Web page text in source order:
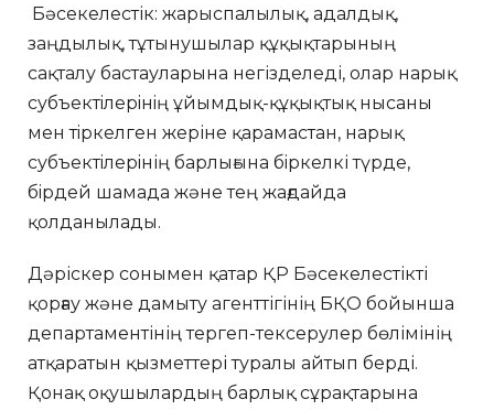
Бәсекелестік: жарыспалылық, адалдық,
заңдылық, тұтынушылар құқықтарының
сақталу бастауларына негізделеді, олар нарық
субъектiлерiнiң ұйымдық-құқықтық нысаны
мен тiркелген жеріне қарамастан, нарық
субъектiлерiнің барлығына бiркелкі түрде,
бiрдей шамада және тең жағдайда
қолданылады.
Дәріскер сонымен қатар ҚР Бәсекелестікті
қорғау және дамыту агенттігінің БҚО бойынша
департаментінің тергеп-тексерулер бөлімінің
атқаратын қызметтері туралы айтып берді.
Қонақ оқушылардың барлық сұрақтарына